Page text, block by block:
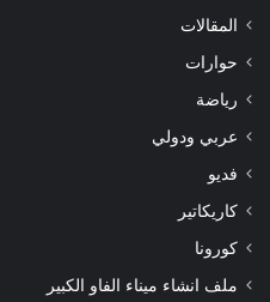
المقالات
حوارات
رياضة
عربي ودولي
فديو
كاريكاتير
كورونا
ملف انشاء ميناء الفاو الكبير